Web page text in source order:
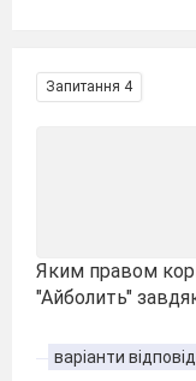
Запитання 4
Яким правом
"Айболить"
варіанти